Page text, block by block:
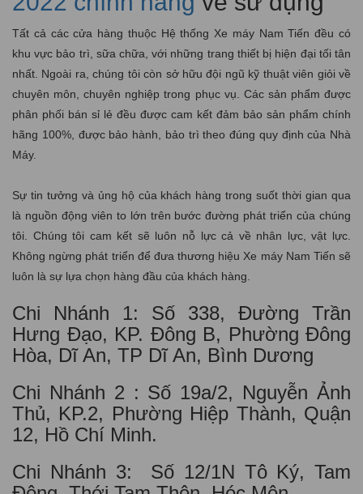
Tất cả các cửa hàng thuộc Hệ thống Xe máy Nam Tiến đều có
khu vực bảo trì, sữa chữa, với những trang thiết bị hiện đại tối tân
nhất. Ngoài ra, chúng tôi còn sở hữu đội ngũ kỹ thuật viên giỏi về
chuyên môn, chuyên nghiệp trong phục vụ. Các sản phẩm được
phân phối bán sỉ lẻ đều được cam kết đảm bảo sản phẩm chính
hãng 100%, được bảo hành, bảo trì theo đúng quy định của Nhà
Máy.
Sự tin tưởng và ủng hộ của khách hàng trong suốt thời gian qua
là nguồn động viên to lớn trên bước đường phát triển của chúng
tôi. Chúng tôi cam kết sẽ luôn nỗ lực cả về nhân lực, vật lực.
Không ngừng phát triển để đưa thương hiệu Xe máy Nam Tiến sẽ
luôn là sự lựa chọn hàng đầu của khách hàng.
Chi Nhánh 1: Số 338, Đường Trần
Hưng Đạo, KP. Đông B, Phường Đông
Hòa, Dĩ An, TP Dĩ An, Bình Dương
Chi Nhánh 2 : Số 19a/2, Nguyễn Ảnh
Thủ, KP.2, Phường Hiệp Thành, Quận
12, Hồ Chí Minh.
Chi Nhánh 3: Số 12/1N Tô Ký, Tam